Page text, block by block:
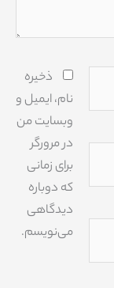
ذخیره
نام، ایمیل و
وبسایت من
در مرورگر
برای زمانی
که دوباره
دیدگاهی
می‌نویسم.